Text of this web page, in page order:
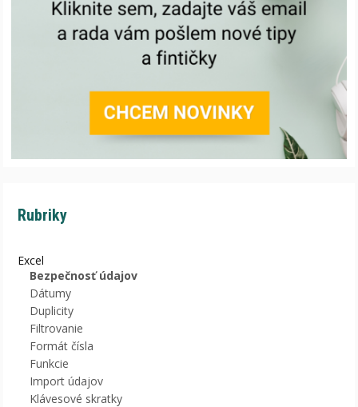
Rubriky
Excel
Bezpečnosť údajov
Dátumy
Duplicity
Filtrovanie
Formát čísla
Funkcie
Import údajov
Klávesové skratky